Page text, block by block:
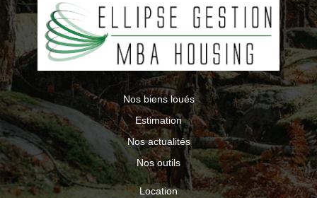
Nos biens loués
Estimation
Nos actualités
Nos outils
Location